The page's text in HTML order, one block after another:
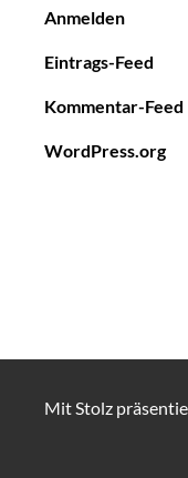
Anmelden
Eintrags-Feed
Kommentar-Feed
WordPress.org
Mit Stolz